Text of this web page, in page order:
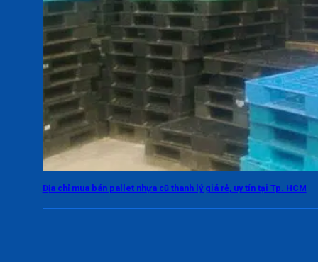
Địa chỉ mua bán pallet nhựa cũ thanh lý giá rẻ, uy tín tại Tp. HCM